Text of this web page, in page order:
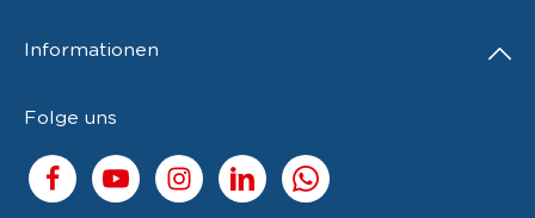
Informationen
Folge uns